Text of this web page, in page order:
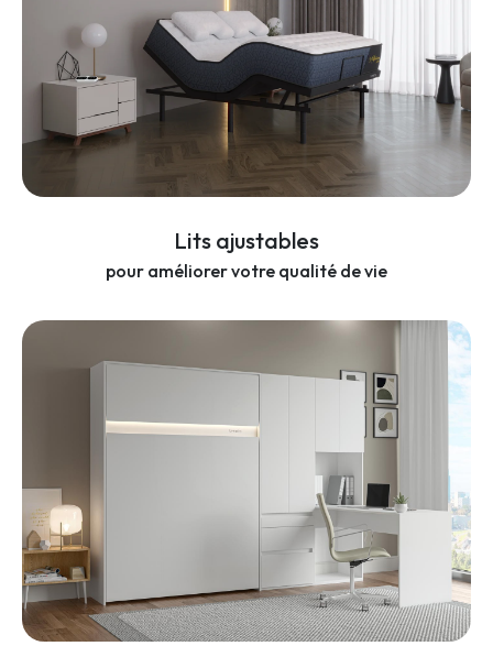
Lits ajustables
pour améliorer votre qualité de vie